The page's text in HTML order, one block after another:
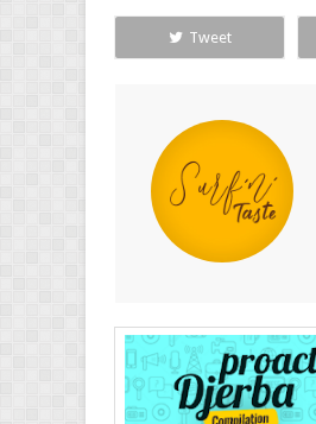
Tweet